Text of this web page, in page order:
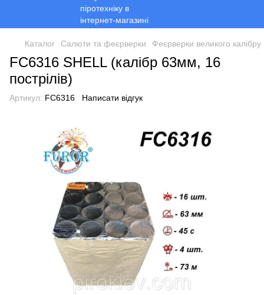
Каталог Салюти та феєрверки Феєрверки великого
FC6316 SHELL (калібр 63мм, 16
пострілів)
Артикул: FC6316 Написати відгук